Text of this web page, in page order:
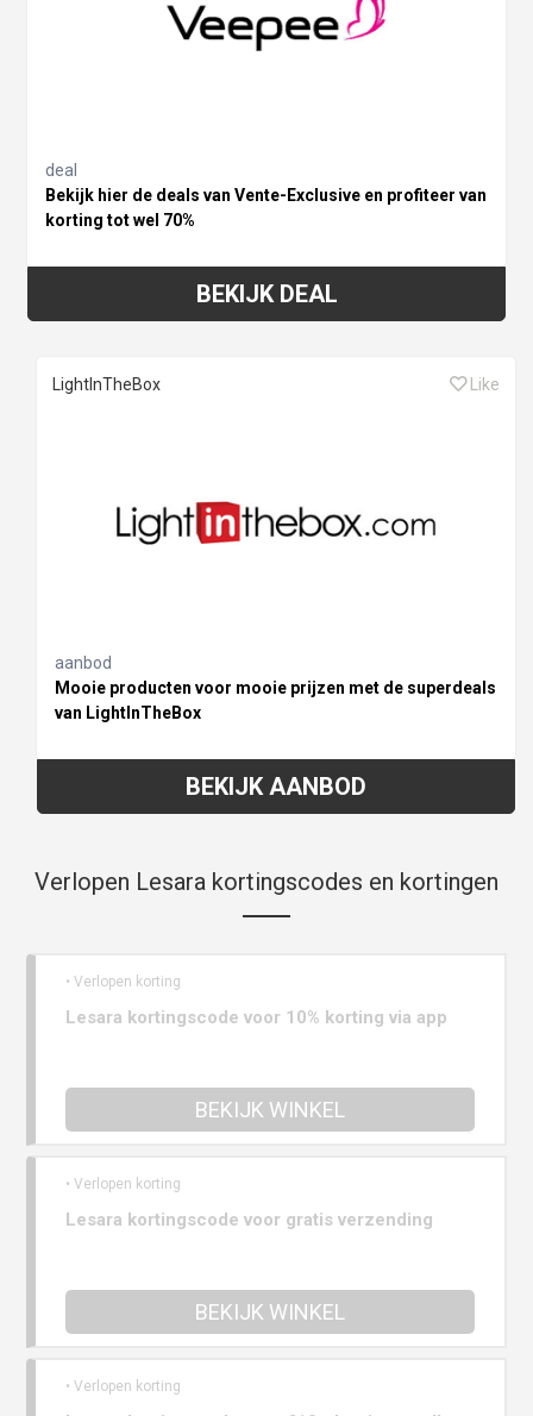
deal
Bekijk hier de deals van Vente-Exclusive en profiteer van
korting tot wel 70%
BEKIJK DEAL
LightInTheBox Like
aanbod
Mooie producten voor mooie prijzen met de superdeals
van LightInTheBox
BEKIJK AANBOD
Verlopen Lesara kortingscodes en kortingen
• Verlopen korting
Lesara kortingscode voor 10% korting via app
BEKIJK WINKEL
• Verlopen korting
Lesara kortingscode voor gratis verzending
BEKIJK WINKEL
• Verlopen korting